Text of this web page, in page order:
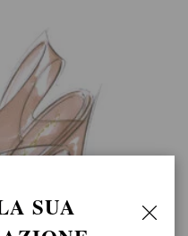
SUA